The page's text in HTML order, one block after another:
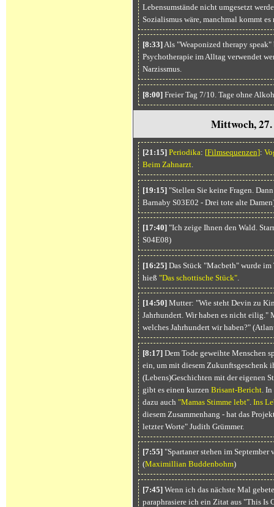
Lebensumstände nicht umgesetzt
Sozialismus wäre, manchmal kommt
[8:33]Als "Weaponized therapy speak"
Psychotherapie im Alltag verwendet
Narzissmus.
[8:00]Freier Tag 7/10. Tage ohne
Mittwoch,
[21:15] Periodika: [Filmsequenzen]:
Beim Zahnarzt.
[19:15]"Stellen Sie keine Fragen.
Barnaby S03E02 - Drei tote alte
[17:40]"Ich zeige Ihnen den Wald.
S04E08)
[16:25]Das Stück "Macbeth" wurde im
hieß "Das schottische Stück".
[14:50]Mutter: "Wie steht Devin zu
Jahrhundert. Wir haben es nicht eilig."
welches Jahrhundert wir haben?"
[8:17]Dem Tode geweihte Menschen
ein, um mit diesem Zukunftsgeschenk
(Lebens)Geschichten mit der eigenen
gibt es einen kurzen Brisant-Bericht. In
dazu auch "Mamas Stimme lebt". Ins
diesem Zusammenhang - hat das
letzter Worte" Judith Grümmer.
[7:55]"Spartaner stehen im September
(Maximillian Buddenbohm)
[7:45]Wenn ich das nächste Mal
paraphrasiere ich ein Zitat aus "This Is